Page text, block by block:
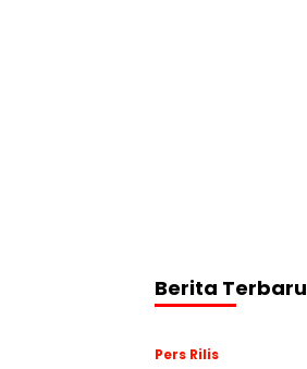
Berita Terbaru
Pers Rilis